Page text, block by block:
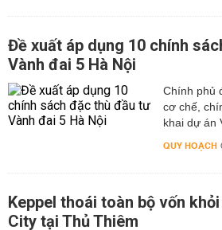
Đề xuất áp dụng 10 chính
Vành đai 5 Hà Nội
Chính phủ
cơ chế,
khai dự án
QUY HOẠCH
Keppel thoái toàn bộ vốn
City tại Thủ Thiêm